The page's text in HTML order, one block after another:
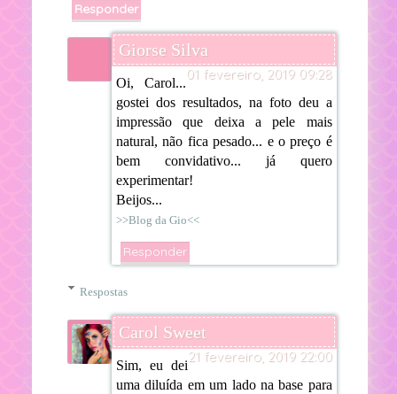
Responder
Giorse Silva
01 fevereiro, 2019 09:28
Oi, Carol...
gostei dos resultados, na foto deu a
impressão que deixa a pele mais
natural, não fica pesado... e o preço é
bem convidativo... já quero
experimentar!
Beijos...
>>Blog da Gio<<
Responder
Respostas
Carol Sweet
21 fevereiro, 2019 22:00
Sim, eu dei
uma diluída em um lado na base para